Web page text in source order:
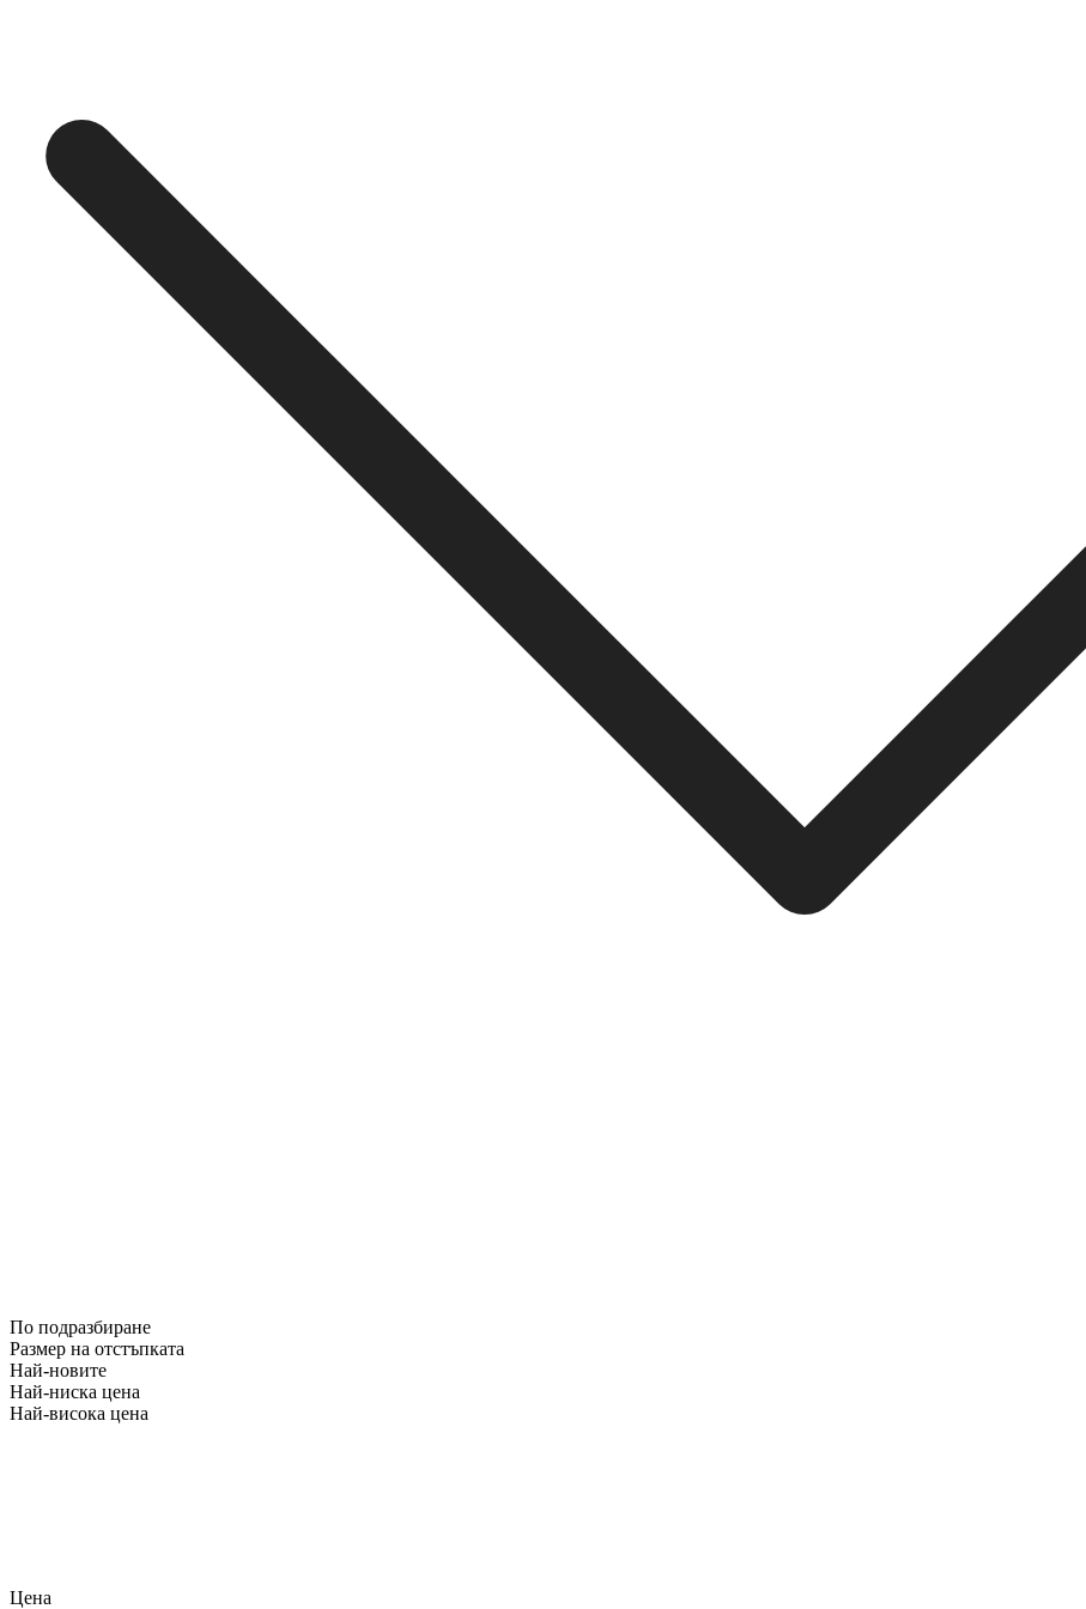
По подразбиране
Размер на отстъпката
Най-новите
Най-ниска цена
Най-висока цена
Цена